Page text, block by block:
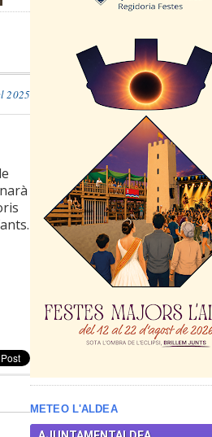
2025
METEO L'ALDEA